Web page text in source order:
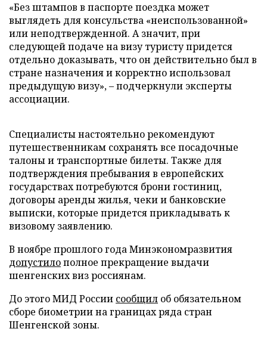
«Без штампов в паспорте поездка может
выглядеть для консульства «неиспользованной»
или неподтвержденной. А значит, при
следующей подаче на визу туристу придется
отдельно доказывать, что он действительно был в
стране назначения и корректно использовал
предыдущую визу», – подчеркнули эксперты
ассоциации.
Специалисты настоятельно рекомендуют
путешественникам сохранять все посадочные
талоны и транспортные билеты. Также для
подтверждения пребывания в европейских
государствах потребуются брони гостиниц,
договоры аренды жилья, чеки и банковские
выписки, которые придется прикладывать к
визовому заявлению.
В ноябре прошлого года Минэкономразвития
допустилополное прекращение выдачи
шенгенских виз россиянам.
До этого МИД России сообщил об обязательном
сборе биометрии на границах ряда стран
Шенгенской зоны.